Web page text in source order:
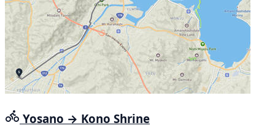
Yosano → Kono Shrine